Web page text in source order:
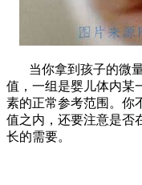
当你拿到孩子的微量
值，一组是婴儿体内某
素的正常参考范围。你
值之内，还要注意是否
长的需要。